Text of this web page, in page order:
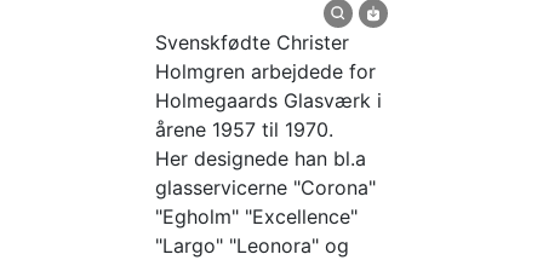
Svenskfødte Christer
Holmgren arbejdede for
Holmegaards Glasværk i
årene 1957 til 1970.
Her designede han bl.a
glasservicerne "Corona"
"Egholm" "Excellence"
"Largo" "Leonora" og